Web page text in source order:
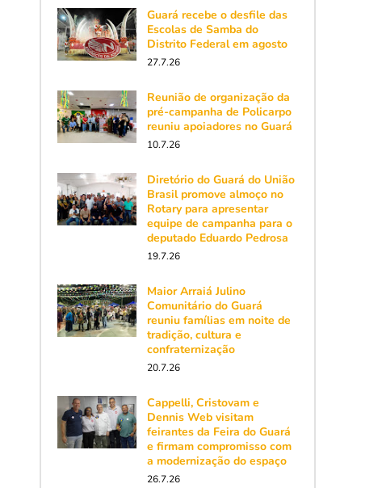
Guará recebe o desfile das
Escolas de Samba do
Distrito Federal em agosto
27.7.26
Reunião de organização da
pré-campanha de Policarpo
reuniu apoiadores no Guará
10.7.26
Diretório do Guará do União
Brasil promove almoço no
Rotary para apresentar
equipe de campanha para o
deputado Eduardo Pedrosa
19.7.26
Maior Arraiá Julino
Comunitário do Guará
reuniu famílias em noite de
tradição, cultura e
confraternização
20.7.26
Cappelli, Cristovam e
Dennis Web visitam
feirantes da Feira do Guará
e firmam compromisso com
a modernização do espaço
26.7.26